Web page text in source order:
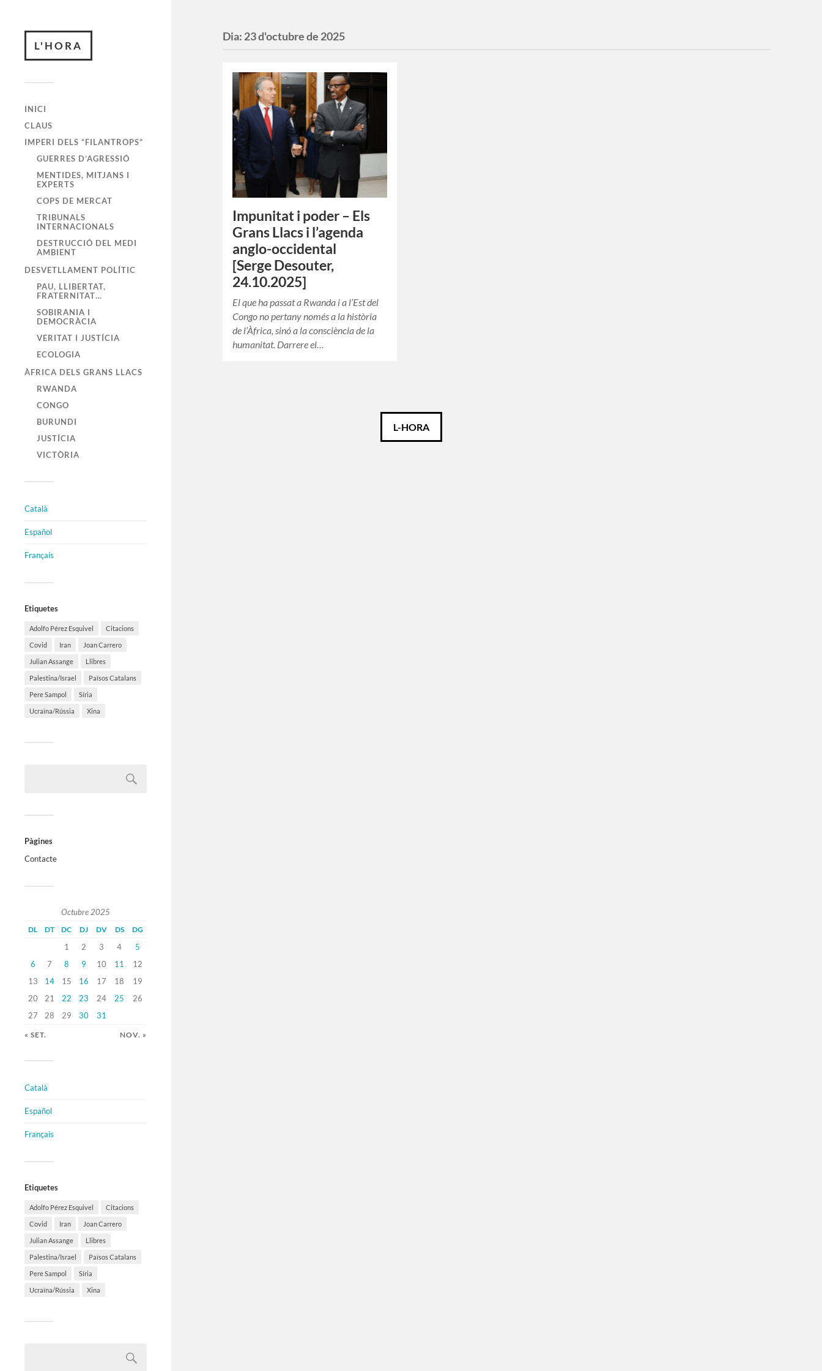
L'HORA
INICI
CLAUS
IMPERI DELS “FILANTROPS”
GUERRES D’AGRESSIÓ
MENTIDES, MITJANS I
EXPERTS
COPS DE MERCAT
TRIBUNALS
INTERNACIONALS
DESTRUCCIÓ DEL MEDI
AMBIENT
DESVETLLAMENT POLÍTIC
PAU, LLIBERTAT,
FRATERNITAT…
SOBIRANIA I
DEMOCRÀCIA
VERITAT I JUSTÍCIA
ECOLOGIA
ÀFRICA DELS GRANS LLACS
RWANDA
CONGO
BURUNDI
JUSTÍCIA
VICTÒRIA
Català
Español
Français
Etiquetes
Adolfo Pérez Esquivel Citacions
Covid Iran Joan Carrero
Julian Assange Llibres
Palestina/Israel Països Catalans
Pere Sampol Síria
Ucraïna/Rússia Xina
Pàgines
Contacte
Octubre 2025
DL DT DC DJ DV DS DG
1 2 3 4
5
6
7 8 9 10 11
12
13
14 15 16 17 18
19
20
21 22 23 24 25
26
27
28 29 30 31
« SET. NOV. »
Català
Español
Français
Etiquetes
Adolfo Pérez Esquivel Citacions
Covid Iran Joan Carrero
Julian Assange Llibres
Palestina/Israel Països Catalans
Pere Sampol Síria
Ucraïna/Rússia Xina
Dia: 23 d'octubre de 2025
Impunitat i poder – Els
Grans Llacs i l’agenda
anglo-occidental
[Serge Desouter,
24.10.2025]
El que ha passat a Rwanda i a l’Est del
Congo no pertany només a la història
de l’Àfrica, sinó a la consciència de la
humanitat. Darrere el…
L-HORA